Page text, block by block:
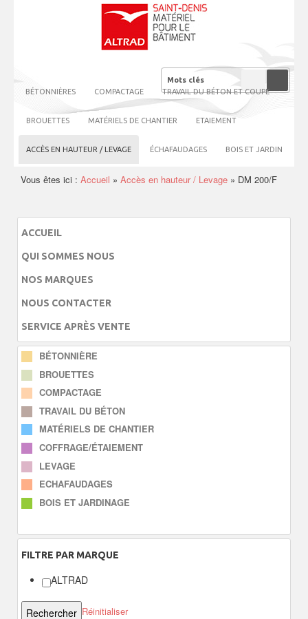
BÉTONNIÈRES COMPACTAGE TRAVAIL DU BÉTON ET COUPE
BROUETTES MATÉRIELS DE CHANTIER ETAIEMENT
ACCÈS EN HAUTEUR / LEVAGE ÉCHAFAUDAGES BOIS ET JARDIN
Vous êtes ici : Accueil » Accès en hauteur / Levage » DM 200/F
ACCUEIL
QUI SOMMES NOUS
NOS MARQUES
NOUS CONTACTER
SERVICE APRÈS VENTE
BÉTONNIÈRE
BROUETTES
COMPACTAGE
TRAVAIL DU BÉTON
MATÉRIELS DE CHANTIER
COFFRAGE/ÉTAIEMENT
LEVAGE
ECHAFAUDAGES
BOIS ET JARDINAGE
FILTRE PAR MARQUE
ALTRAD
Réinitialiser